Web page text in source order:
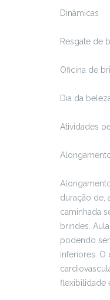
Dinâmicas
Resgate de
Oficina de
Dia da
Atividades
duração de,
caminhada
brindes.
podendo
inferiores.
flexibilidade